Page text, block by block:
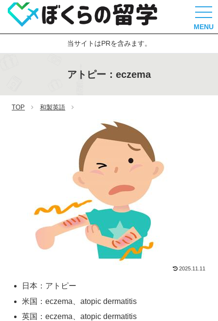
MENU
当サイトはPRを含みます。
アトピー：eczema
TOP 和製英語
2025.11.11
日本：アトピー
米国：eczema、atopic dermatitis
英国：eczema、atopic dermatitis